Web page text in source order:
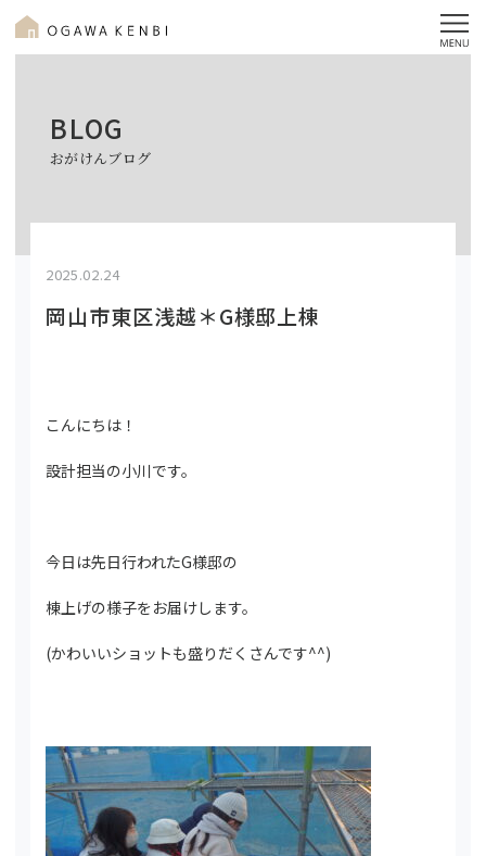
BLOG
おがけんブログ
2025.02.24
岡山市東区浅越＊G様邸上棟
こんにちは！
設計担当の小川です。
今日は先日行われたG様邸の
棟上げの様子をお届けします。
(かわいいショットも盛りだくさんです^^)